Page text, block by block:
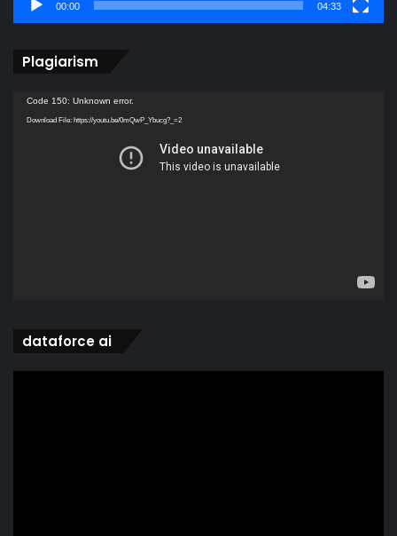
00:00 04:33
Plagiarism
Video
Player
Code 150: Unknown error.
Download File: https://youtu.be/0mQwP_Ybucg?_=2
dataforce ai